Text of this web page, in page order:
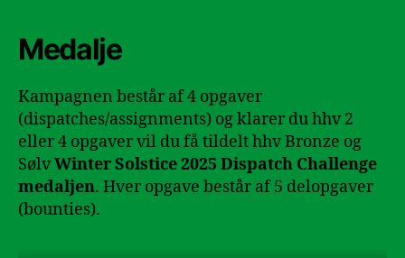
Medalje
Kampagnen består af 4 opgaver
(dispatches/assignments) og klarer du hhv 2
eller 4 opgaver vil du få tildelt hhv Bronze og
SølvWinter Solstice 2025 Dispatch Challenge
medaljen. Hver opgave består af 5 delopgaver
(bounties).